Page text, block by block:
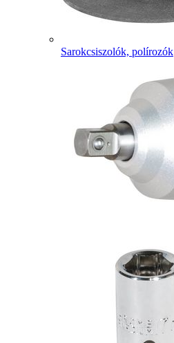
Sarokcsiszolók, polírozók